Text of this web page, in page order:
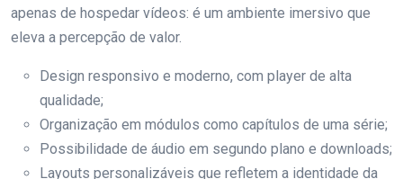
apenas de hospedar vídeos: é um ambiente imersivo que
eleva a percepção de valor.
Design responsivo e moderno, com player de alta
qualidade;
Organização em módulos como capítulos de uma série;
Possibilidade de áudio em segundo plano e downloads;
Layouts personalizáveis que refletem a identidade da